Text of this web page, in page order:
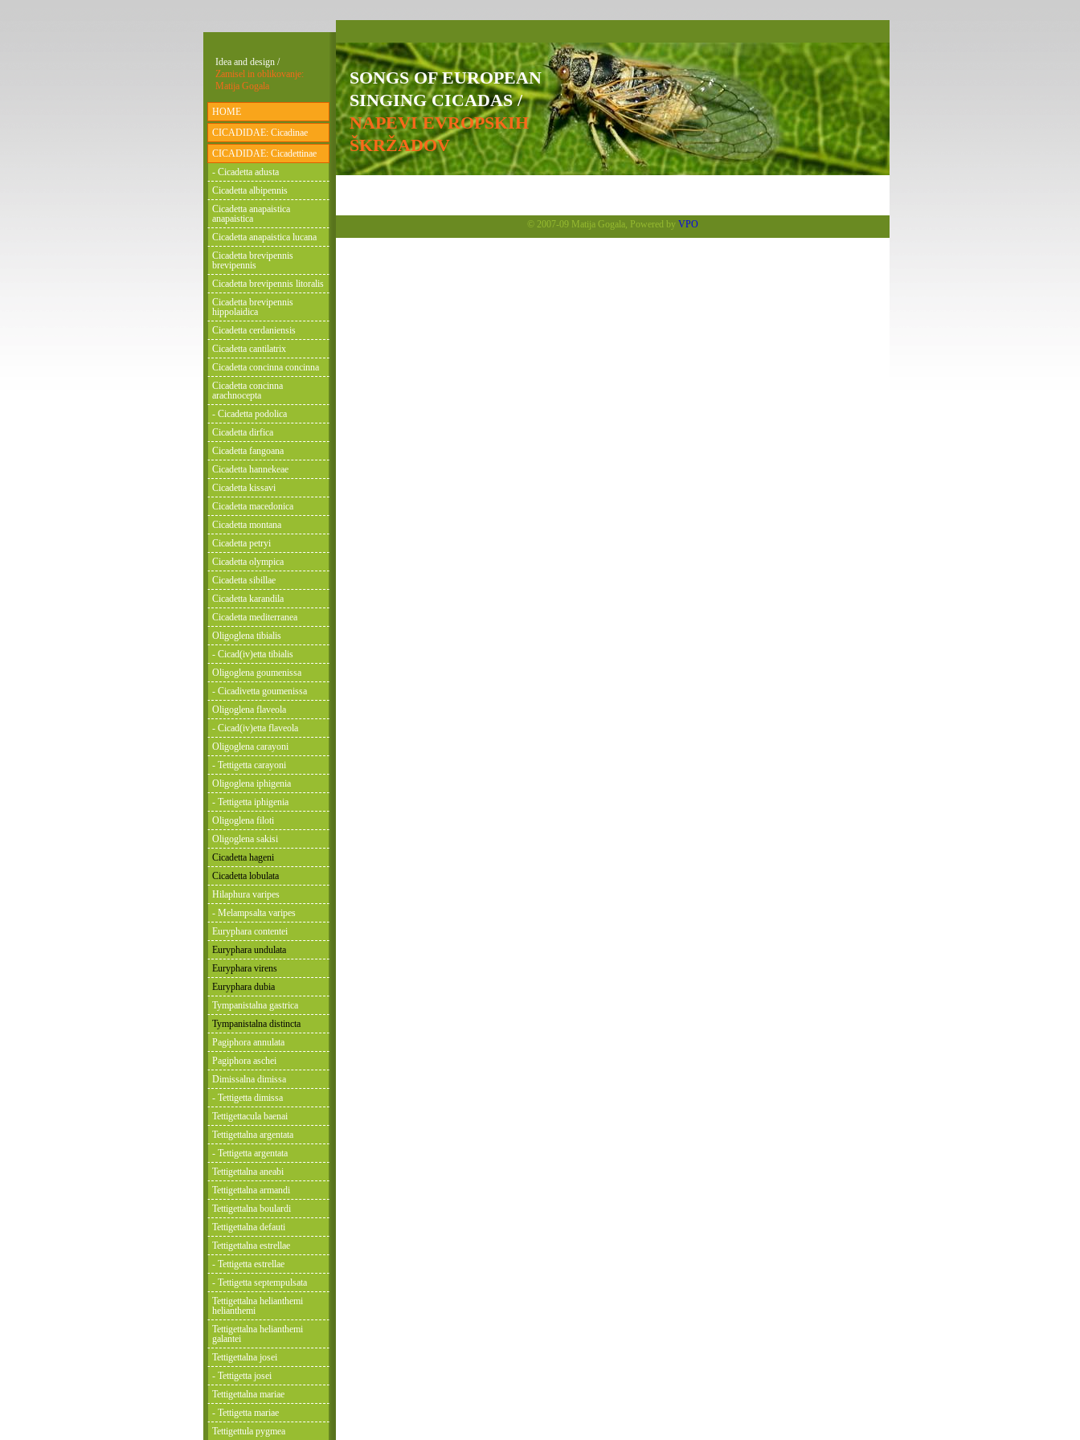
SONGS OF EUROPEAN
SINGING CICADAS /
NAPEVI EVROPSKIH
ŠKRŽADOV
© 2007-09 Matija Gogala, Powered by VPO
Idea and design /
Zamisel in oblikovanje:
Matija Gogala
HOME
CICADIDAE: Cicadinae
CICADIDAE: Cicadettinae
- Cicadetta adusta
Cicadetta albipennis
Cicadetta anapaistica
anapaistica
Cicadetta anapaistica lucana
Cicadetta brevipennis
brevipennis
Cicadetta brevipennis litoralis
Cicadetta brevipennis
hippolaidica
Cicadetta cerdaniensis
Cicadetta cantilatrix
Cicadetta concinna concinna
Cicadetta concinna
arachnocepta
- Cicadetta podolica
Cicadetta dirfica
Cicadetta fangoana
Cicadetta hannekeae
Cicadetta kissavi
Cicadetta macedonica
Cicadetta montana
Cicadetta petryi
Cicadetta olympica
Cicadetta sibillae
Cicadetta karandila
Cicadetta mediterranea
Oligoglena tibialis
- Cicad(iv)etta tibialis
Oligoglena goumenissa
- Cicadivetta goumenissa
Oligoglena flaveola
- Cicad(iv)etta flaveola
Oligoglena carayoni
- Tettigetta carayoni
Oligoglena iphigenia
- Tettigetta iphigenia
Oligoglena filoti
Oligoglena sakisi
Cicadetta hageni
Cicadetta lobulata
Hilaphura varipes
- Melampsalta varipes
Euryphara contentei
Euryphara undulata
Euryphara virens
Euryphara dubia
Tympanistalna gastrica
Tympanistalna distincta
Pagiphora annulata
Pagiphora aschei
Dimissalna dimissa
- Tettigetta dimissa
Tettigettacula baenai
Tettigettalna argentata
- Tettigetta argentata
Tettigettalna aneabi
Tettigettalna armandi
Tettigettalna boulardi
Tettigettalna defauti
Tettigettalna estrellae
- Tettigetta estrellae
- Tettigetta septempulsata
Tettigettalna helianthemi
helianthemi
Tettigettalna helianthemi
galantei
Tettigettalna josei
- Tettigetta josei
Tettigettalna mariae
- Tettigetta mariae
Tettigettula pygmea